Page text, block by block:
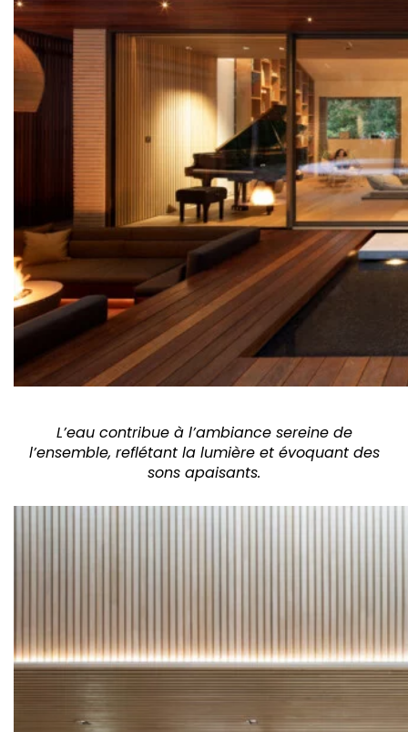
L’eau contribue à l’ambiance sereine de
l’ensemble, reflétant la lumière et évoquant des
sons apaisants.